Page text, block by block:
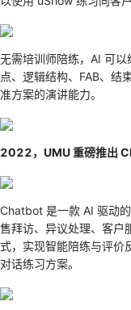
无需培训师陪练，AI 可
点、逻辑结构、FAB、结
准方案的演讲能力。
2022，UMU 重磅推出
Chatbot 是一款 AI 驱动
售拜访、异议处理、客户
式，实现智能陪练与评价
对话练习方案。